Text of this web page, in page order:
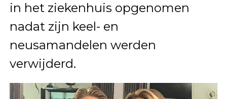
in het ziekenhuis opgenomen
nadat zijn keel- en
neusamandelen werden
verwijderd.